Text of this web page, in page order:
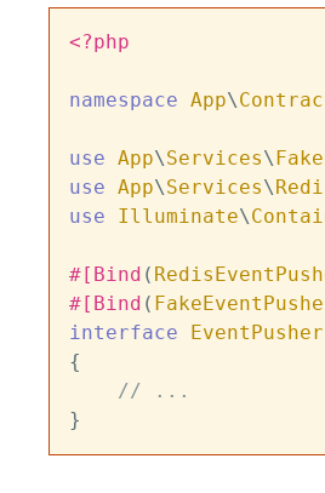
<?php
namespace App\
use App\Services\
use App\Services\
use
Illuminate\
#[Bind (
#[Bind (
interface
EventPusher
{
// ...